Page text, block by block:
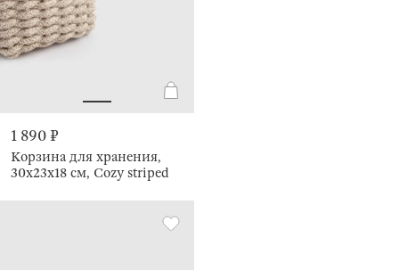
1 890 ₽
Корзина для хранения,
30х23х18 см, Cozy striped